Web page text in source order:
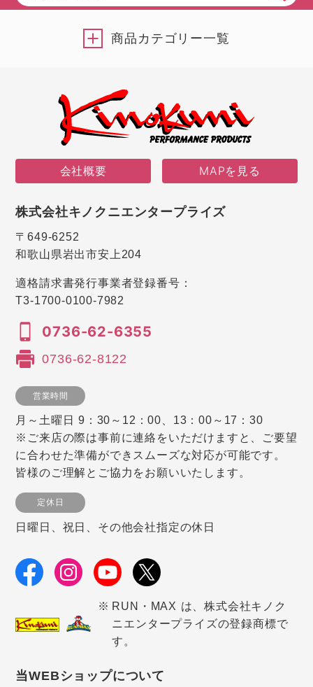
商品カテゴリー一覧
会社概要 MAPを見る
株式会社キノクニエンタープライズ
〒649-6252
和歌山県岩出市安上204
適格請求書発行事業者登録番号：
T3-1700-0100-7982
0736-62-6355
0736-62-8122
営業時間
月～土曜日 9：30～12：00、13：00～17：30
※ご来店の際は事前に連絡をいただけますと、ご要望
に合わせた準備ができスムーズな対応が可能です。
皆様のご理解とご協力をお願いいたします。
定休日
日曜日、祝日、その他会社指定の休日
RUN・MAX は、株式会社キノク
ニエンタープライズの登録商標で
す。
当WEBショップについて